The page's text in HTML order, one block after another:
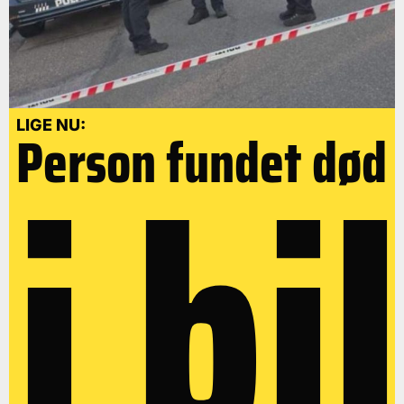
LIGE NU:
Person fundet død